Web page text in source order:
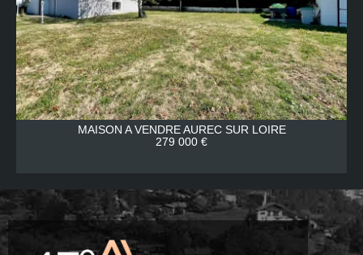
MAISON A VENDRE AUREC SUR LOIRE
279 000 €